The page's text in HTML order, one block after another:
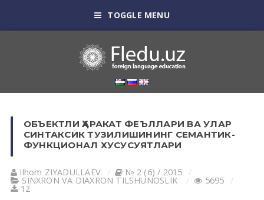
TOGGLE MENU
ОБЪЕКТЛИ ҲАРАКАТ ФЕЪЛЛАРИ ВА УЛАР
СИНТАКСИК ТУЗИЛИШИНИНГ СЕМАНТИК-
ФУНКЦИОНАЛ ХУСУСУЯТЛАРИ
Ilhom ZIYADULLАEV № 2 (6) / 2015
SINXRON VА DIАXRON TILSHUNOSLIK 5695
12